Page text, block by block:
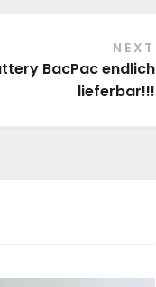
NEXT
BacPac endlich
lieferbar!!!